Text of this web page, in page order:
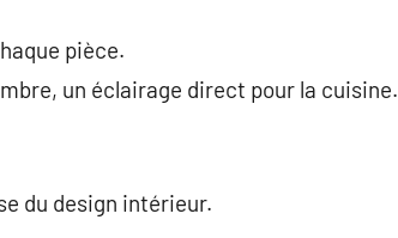
pièce.
un éclairage direct pour la cuisine.
du design intérieur.